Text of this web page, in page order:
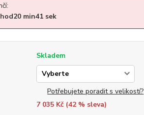
hod20min41sek
Skladem
Potřebujete poradit s velikostí?
7 035 Kč (42% sleva)